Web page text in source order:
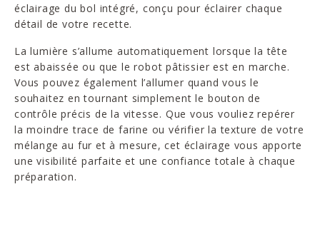
éclairage du bol intégré, conçu pour éclairer chaque
détail de votre recette.
La lumière s’allume automatiquement lorsque la tête
est abaissée ou que le robot pâtissier est en marche.
Vous pouvez également l’allumer quand vous le
souhaitez en tournant simplement le bouton de
contrôle précis de la vitesse. Que vous vouliez repérer
la moindre trace de farine ou vérifier la texture de votre
mélange au fur et à mesure, cet éclairage vous apporte
une visibilité parfaite et une confiance totale à chaque
préparation.